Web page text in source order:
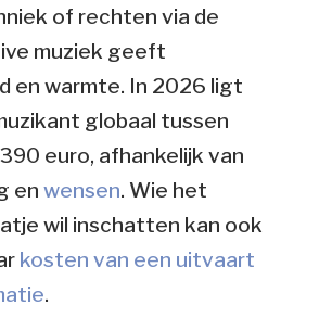
of rechten via de
muziek geeft
en warmte. In 2026 ligt
globaal tussen
euro, afhankelijk van
en wensen. Wie het
wil inschatten kan ook
kosten van een uitvaart
.